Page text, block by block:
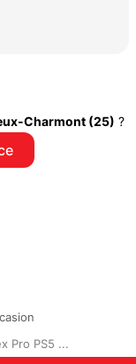
Charmont (25) ?
Pro PS5 ...